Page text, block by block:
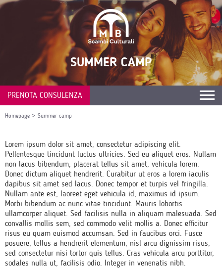
SUMMER CAMP
PRENOTA CONSULENZA
Homepage > Summer camp
Lorem ipsum dolor sit amet, consectetur adipiscing elit.
Pellentesque tincidunt luctus ultricies. Sed eu aliquet eros. Nullam
non lacus bibendum, placerat tellus sit amet, vehicula lorem.
Donec dictum aliquet hendrerit. Curabitur ut eros a lorem iaculis
dapibus sit amet sed lacus. Donec tempor et turpis vel fringilla.
Nullam ante est, laoreet eget vehicula id, maximus id ipsum.
Morbi bibendum ac nunc vitae tincidunt. Mauris lobortis
ullamcorper aliquet. Sed facilisis nulla in aliquam malesuada. Sed
convallis mollis sem, sed commodo velit mollis a. Donec efficitur
risus eu quam euismod accumsan. Sed in faucibus orci. Fusce
posuere, tellus a hendrerit elementum, nisl arcu dignissim risus,
sed consectetur nisi tortor quis tellus. Cras vehicula arcu porttitor,
sodales nulla ut, facilisis odio. Integer in venenatis nibh.